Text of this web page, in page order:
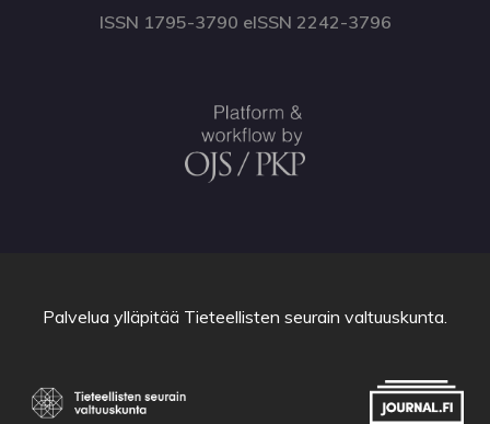
ISSN 1795-3790 eISSN 2242-3796
Palvelua ylläpitää Tieteellisten seurain valtuuskunta.